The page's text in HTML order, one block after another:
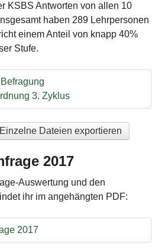
KSBS Antworten von allen 10
haben 289 Lehrpersonen
einem Anteil von knapp 40%
Stufe.
Schullaufbahnverordnung 3.
3. Zyklus
Einzelne Dateien exportieren
2017
Auswertung und den
ihr im angehängten PDF:
2017